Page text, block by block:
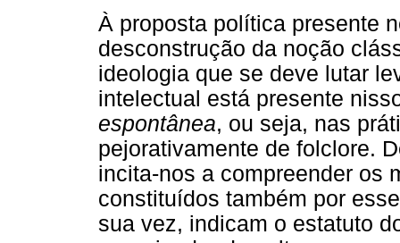
À proposta política presente
desconstrução da noção
ideologia que se deve lutar
intelectual está presente
espontânea, ou seja, nas
pejorativamente de folclore.
incita-nos a compreender os
constituídos também por
sua vez, indicam o estatuto